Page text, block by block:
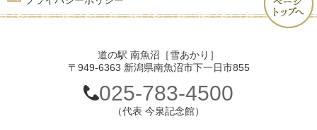
道の駅 南魚沼［雪あかり］
〒949-6363 新潟県南魚沼市下一日市855
025-783-4500
（代表 今泉記念館）